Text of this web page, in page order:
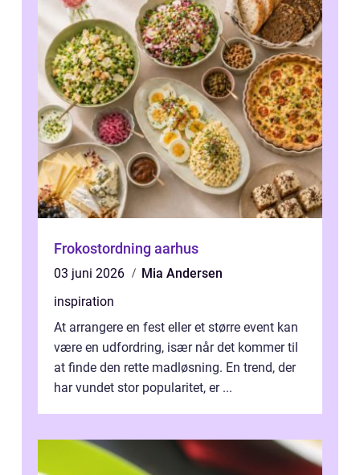
Frokostordning aarhus
03 juni 2026
Mia Andersen
inspiration
At arrangere en fest eller et større event kan
være en udfordring, især når det kommer til
at finde den rette madløsning. En trend, der
har vundet stor popularitet, er ...